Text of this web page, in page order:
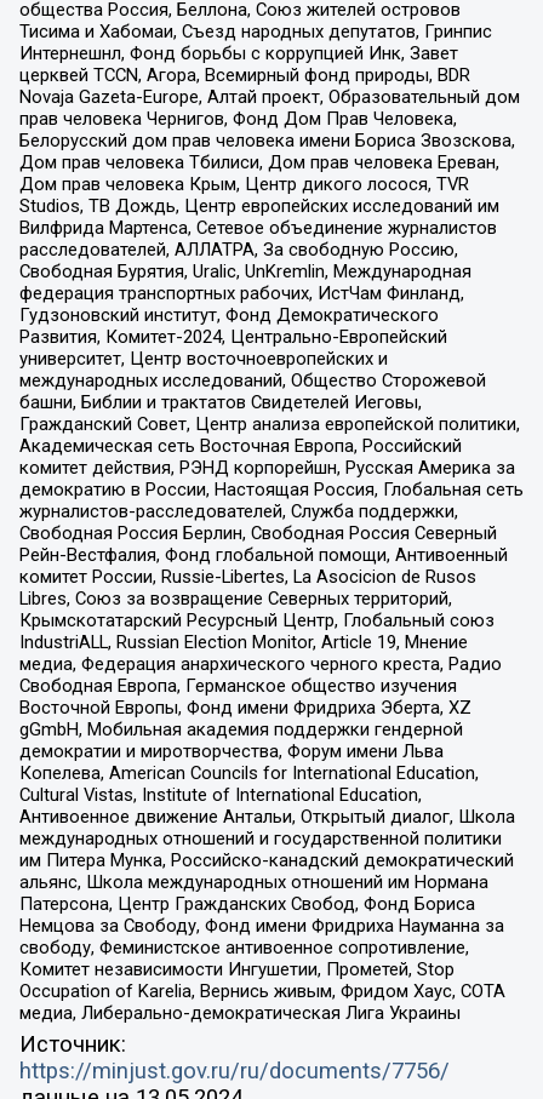
общества Россия, Беллона, Союз жителей островов
Тисима и Хабомаи, Съезд народных депутатов, Гринпис
Интернешнл, Фонд борьбы с коррупцией Инк, Завет
церквей TCCN, Агора, Всемирный фонд природы, BDR
Novaja Gazeta-Europe, Алтай проект, Образовательный дом
прав человека Чернигов, Фонд Дом Прав Человека,
Белорусский дом прав человека имени Бориса Звозскова,
Дом прав человека Тбилиси, Дом прав человека Ереван,
Дом прав человека Крым, Центр дикого лосося, TVR
Studios, ТВ Дождь, Центр европейских исследований им
Вилфрида Мартенса, Сетевое объединение журналистов
расследователей, АЛЛАТРА, За свободную Россию,
Свободная Бурятия, Uralic, UnKremlin, Международная
федерация транспортных рабочих, ИстЧам Финланд,
Гудзоновский институт, Фонд Демократического
Развития, Комитет-2024, Центрально-Европейский
университет, Центр восточноевропейских и
международных исследований, Общество Сторожевой
башни, Библии и трактатов Свидетелей Иеговы,
Гражданский Совет, Центр анализа европейской политики,
Академическая сеть Восточная Европа, Российский
комитет действия, РЭНД корпорейшн, Русская Америка за
демократию в России, Настоящая Россия, Глобальная сеть
журналистов-расследователей, Служба поддержки,
Свободная Россия Берлин, Свободная Россия Северный
Рейн-Вестфалия, Фонд глобальной помощи, Антивоенный
комитет России, Russie-Libertes, La Asocicion de Rusos
Libres, Союз за возвращение Северных территорий,
Крымскотатарский Ресурсный Центр, Глобальный союз
IndustriALL, Russian Election Monitor, Article 19, Мнение
медиа, Федерация анархического черного креста, Радио
Свободная Европа, Германское общество изучения
Восточной Европы, Фонд имени Фридриха Эберта, XZ
gGmbH, Мобильная академия поддержки гендерной
демократии и миротворчества, Форум имени Льва
Копелева, American Councils for International Education,
Cultural Vistas, Institute of International Education,
Антивоенное движение Антальи, Открытый диалог, Школа
международных отношений и государственной политики
им Питера Мунка, Российско-канадский демократический
альянс, Школа международных отношений им Нормана
Патерсона, Центр Гражданских Свобод, Фонд Бориса
Немцова за Свободу, Фонд имени Фридриха Науманна за
свободу, Феминистское антивоенное сопротивление,
Комитет независимости Ингушетии, Прометей, Stop
Occupation of Karelia, Вернись живым, Фридом Хаус, СОТА
медиа, Либерально-демократическая Лига Украины
Источник:
https://minjust.gov.ru/ru/documents/7756/